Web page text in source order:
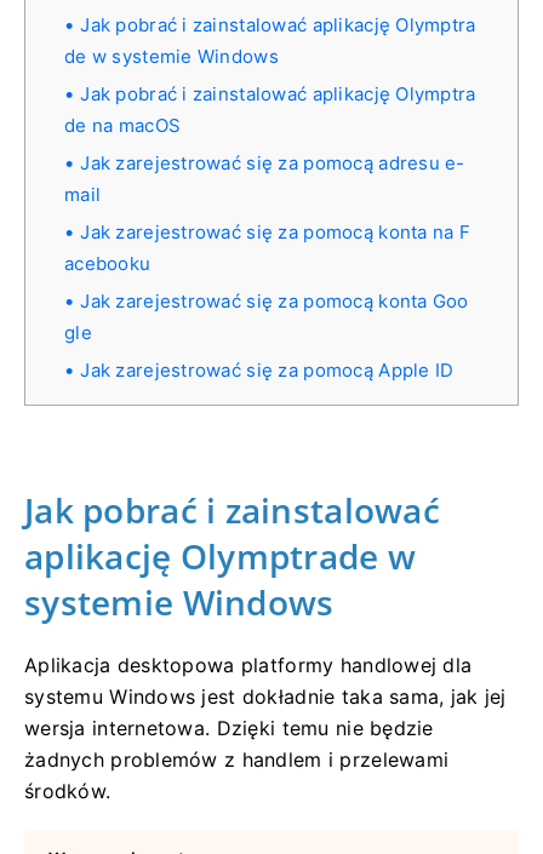
Jak pobrać i zainstalować aplikację Olymptra
de w systemie Windows
Jak pobrać i zainstalować aplikację Olymptra
de na macOS
Jak zarejestrować się za pomocą adresu e-
mail
Jak zarejestrować się za pomocą konta na F
acebooku
Jak zarejestrować się za pomocą konta Goo
gle
Jak zarejestrować się za pomocą Apple ID
Jak pobrać i zainstalować
aplikację Olymptrade w
systemie Windows
Aplikacja desktopowa platformy handlowej dla
systemu Windows jest dokładnie taka sama, jak jej
wersja internetowa. Dzięki temu nie będzie
żadnych problemów z handlem i przelewami
środków.